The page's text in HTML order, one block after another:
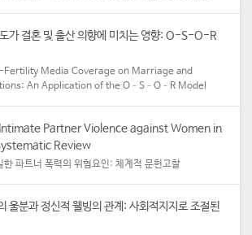
가 결혼 및 출산 의향에 미치는 영향: O-S-O-R
Fertility Media Coverage on Marriage and
An Application of the O–S–O–R Model
Partner Violence against Women in
Review
한 파트너 폭력의 위험요인: 체계적 문헌고찰
울분과 정신적 웰빙의 관계: 사회적지지로 조절된